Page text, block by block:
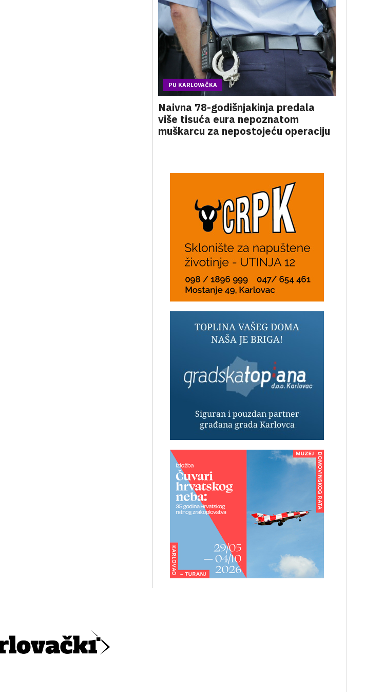
PU KARLOVAČKA
Naivna 78-godišnjakinja predala
više tisuća eura nepoznatom
muškarcu za nepostojeću operaciju